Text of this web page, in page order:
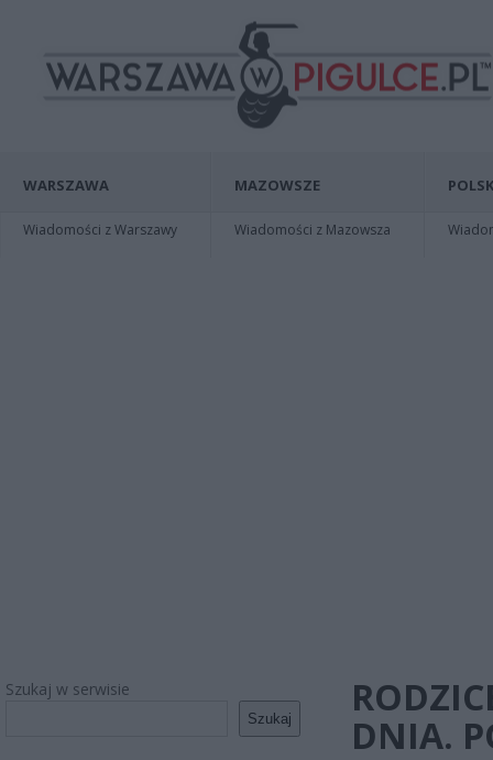
WARSZAWA
Wiadomości z Warszawy
MAZOWSZE
Wiadomości z Mazowsza
Szukaj w serwisie
Szukaj
DNIA.